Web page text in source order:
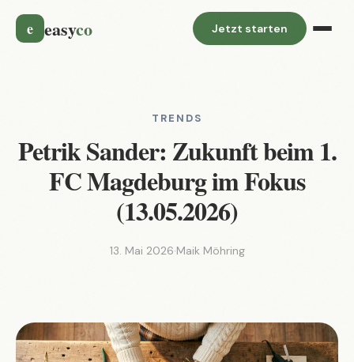
e easyco Jetzt starten
TRENDS
Petrik Sander: Zukunft beim 1.
FC Magdeburg im Fokus
(13.05.2026)
13. Mai 2026·Maik Möhring